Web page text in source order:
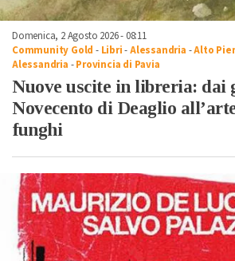
Domenica, 2 Agosto 2026 - 08:11
Community Gold - Libri-Alessandria -Alto
Alessandria -Provincia di Pavia
Nuove uscite in libreria: dai
Novecento di Deaglio
funghi